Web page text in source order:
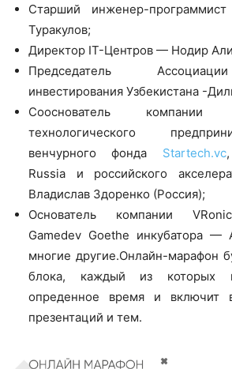
Старший инженер-
Туракулов;
Директор IT-Центров — Нодир
Председатель
инвестирования Узбекистана -
Сооснователь
технологического
венчурного фонда Startech.vc
Russia и российского
Владислав Здоренко (Россия);
Основатель компании
Gamedev Goethe инкубатора —
многие другие.Онлайн-марафон
блока, каждый из которых
опреденное время и включит
презентаций и тем.